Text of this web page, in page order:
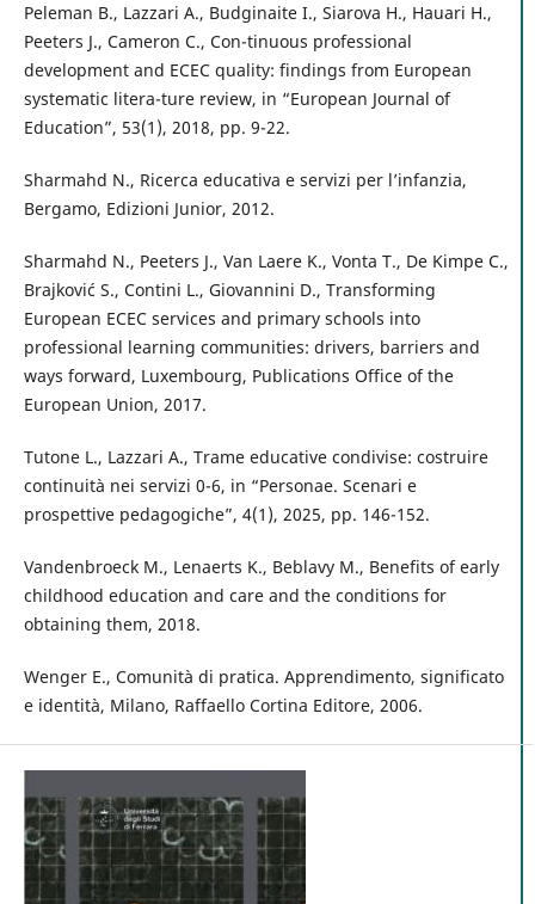
Peleman B., Lazzari A., Budginaite I., Siarova H., Hauari H.,
Peeters J., Cameron C., Con-tinuous professional
development and ECEC quality: findings from European
systematic litera-ture review, in “European Journal of
Education”, 53(1), 2018, pp. 9-22.
Sharmahd N., Ricerca educativa e servizi per l’infanzia,
Bergamo, Edizioni Junior, 2012.
Sharmahd N., Peeters J., Van Laere K., Vonta T., De Kimpe C.,
Brajković S., Contini L., Giovannini D., Transforming
European ECEC services and primary schools into
professional learning communities: drivers, barriers and
ways forward, Luxembourg, Publications Office of the
European Union, 2017.
Tutone L., Lazzari A., Trame educative condivise: costruire
continuità nei servizi 0-6, in “Personae. Scenari e
prospettive pedagogiche”, 4(1), 2025, pp. 146-152.
Vandenbroeck M., Lenaerts K., Beblavy M., Benefits of early
childhood education and care and the conditions for
obtaining them, 2018.
Wenger E., Comunità di pratica. Apprendimento, significato
e identità, Milano, Raffaello Cortina Editore, 2006.